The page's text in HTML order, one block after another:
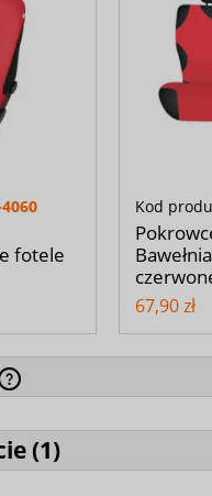
fotele
Kod
67,90 zł
(1)